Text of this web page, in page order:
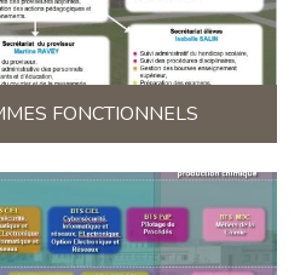
FONCTIONNELS